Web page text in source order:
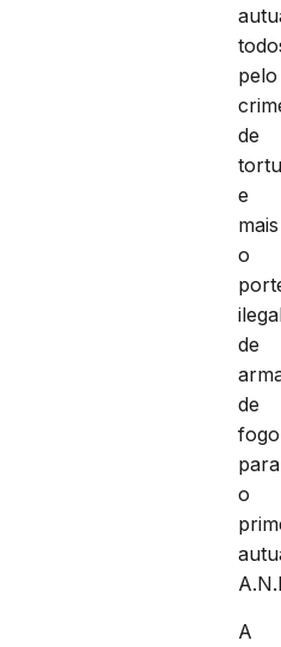
pelo
de
e
mais
o
de
de
fogo
para
o
A